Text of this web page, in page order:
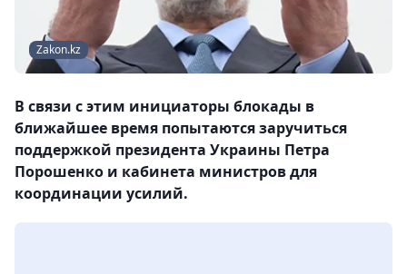
Zakon.kz
В связи с этим инициаторы блокады в
ближайшее время попытаются заручиться
поддержкой президента Украины Петра
Порошенко и кабинета министров для
координации усилий.